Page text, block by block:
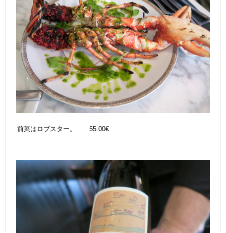
前菜はロブスター。 55.00€